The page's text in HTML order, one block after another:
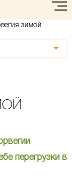
зимой
перегрузки в